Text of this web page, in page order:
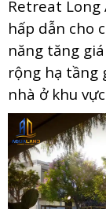
Retreat
hấp dẫn cho
năng tăng
rộng hạ tầng
nhà ở khu